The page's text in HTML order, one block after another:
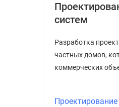
систем
Разработка
частных домов,
коммерческих